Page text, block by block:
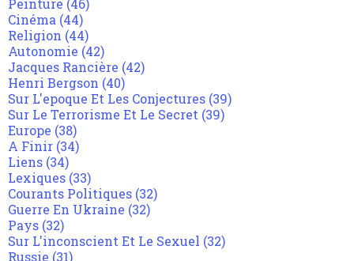
Peinture (46)
Cinéma (44)
Religion (44)
Autonomie (42)
Jacques Rancière (42)
Henri Bergson (40)
Sur L'epoque Et Les Conjectures (39)
Sur Le Terrorisme Et Le Secret (39)
Europe (38)
A Finir (34)
Liens (34)
Lexiques (33)
Courants Politiques (32)
Guerre En Ukraine (32)
Pays (32)
Sur L'inconscient Et Le Sexuel (32)
Russie (31)